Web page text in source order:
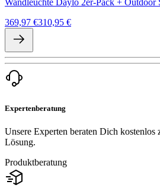
Wandleuchte Daylo 2er-Pack + Outdoor
369,97 €310,95 €
Expertenberatung
Unsere Experten beraten Dich kostenlos
Lösung.
Produktberatung